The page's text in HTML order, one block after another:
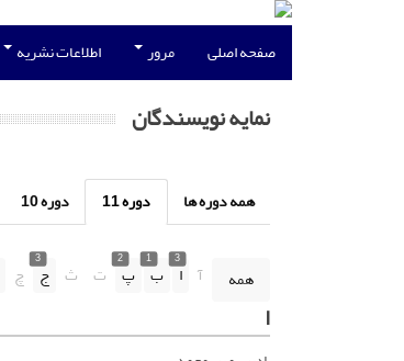
صفحه اصلی مرور اطلاعات نشریه
نمایه نویسندگان
همه دوره ها دوره 11 دوره 10
همه آ
3
ا
1
ب
2
پ ت ث
3
ج چ
ا